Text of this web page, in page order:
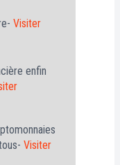
Visiter
enfin
Visiter